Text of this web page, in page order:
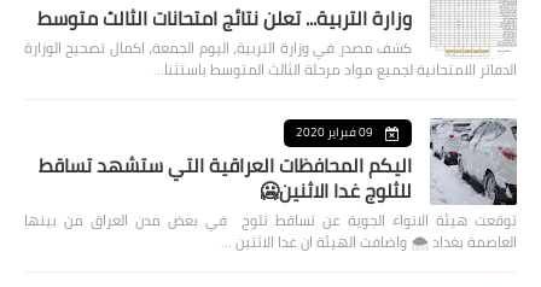
وزارة التربية... تعلن نتائج امتحانات الثالث متوسط
كشف مصدر في وزارة التربية، اليوم الجمعة، اكمال تصحيح الوزارة
الدفاتر الامتحانية لجميع مواد مرحلة الثالث المتوسط باستثنا…
09 فبراير 2020
اليكم المحافظات العراقية التي ستشهد تساقط
للثلوج غدا الاثنين🥶
توقعت هيئة الانواء الجوية عن تساقط ثلوج في بعض مدن العراق من بينها
العاصمة بغداد ⁦🌨️⁩ واضافت الهيئة ان غدا الاثنين …